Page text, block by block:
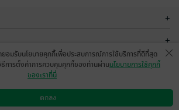
+
+
ดแอป วิธีการใช้งาน ติดต่อเรา
ยอมรับนโยบายคุกกี้เพื่อประสบการณ์การใช้บริการที่ดีที่สุด
การตั้งค่าการควบคุมคุกกี้ของท่านผ่านนโยบายการใช้คุกกี้
ของเราที่นี่
ตกลง